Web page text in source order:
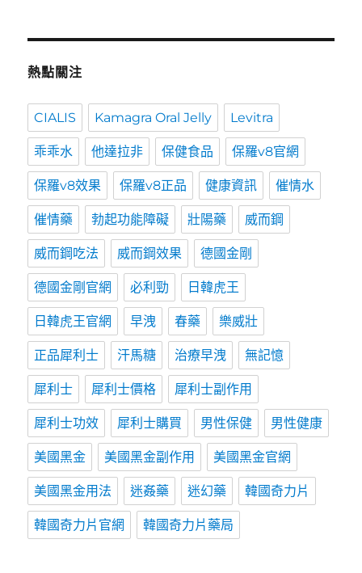
熱點關注
CIALIS Kamagra Oral Jelly Levitra
乖乖水 他達拉非 保健食品 保羅v8官網
保羅v8效果 保羅v8正品 健康資訊 催情水
催情藥 勃起功能障礙 壯陽藥 威而鋼
威而鋼吃法 威而鋼效果 德國金剛
德國金剛官網 必利勁 日韓虎王
日韓虎王官網 早洩 春藥 樂威壯
正品犀利士 汗馬糖 治療早洩 無記憶
犀利士 犀利士價格 犀利士副作用
犀利士功效 犀利士購買 男性保健 男性健康
美國黑金 美國黑金副作用 美國黑金官網
美國黑金用法 迷姦藥 迷幻藥 韓國奇力片
韓國奇力片官網 韓國奇力片藥局